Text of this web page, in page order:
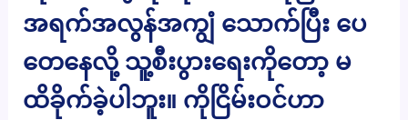
အရက်အလွန်အကျွံ သောက်ပြီး ပေ
တေနေလို့ သူ့စီးပွားရေးကိုတော့ မ
ထိခိုက်ခဲ့ပါဘူး။ ကိုငြိမ်းဝင်ဟာ